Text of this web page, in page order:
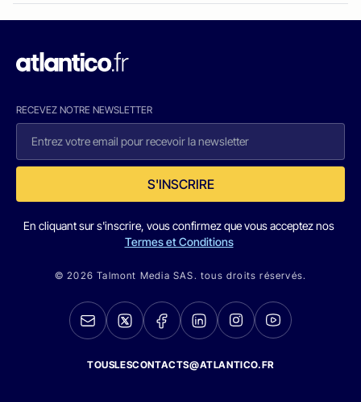
RECEVEZ NOTRE NEWSLETTER
S'INSCRIRE
En cliquant sur s'inscrire, vous confirmez que vous acceptez nos
Termes et Conditions
© 2026 Talmont Media SAS. tous droits réservés.
TOUSLESCONTACTS@ATLANTICO.FR